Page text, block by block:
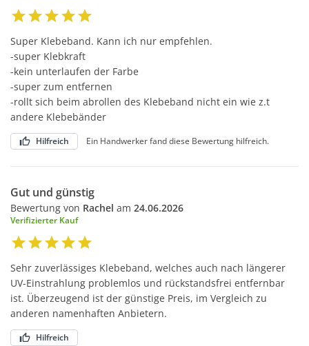
Super Klebeband. Kann ich nur empfehlen.
-super Klebkraft
-kein unterlaufen der Farbe
-super zum entfernen
-rollt sich beim abrollen des Klebeband nicht ein wie z.t
andere Klebebänder
Hilfreich Ein Handwerker fand diese Bewertung hilfreich.
Gut und günstig
Bewertung von Rachel am 24.06.2026
Verifizierter Kauf
Sehr zuverlässiges Klebeband, welches auch nach längerer
UV-Einstrahlung problemlos und rückstandsfrei entfernbar
ist. Überzeugend ist der günstige Preis, im Vergleich zu
anderen namenhaften Anbietern.
Hilfreich